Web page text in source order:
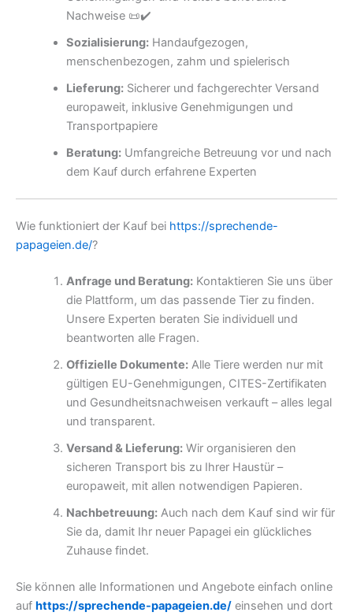
Nachweise 📜✔️
Sozialisierung:Handaufgezogen,
menschenbezogen, zahm und spielerisch
Lieferung:Sicherer und fachgerechter Versand
europaweit, inklusive Genehmigungen und
Transportpapiere
Beratung:Umfangreiche Betreuung vor und nach
dem Kauf durch erfahrene Experten
Wie funktioniert der Kauf bei https://sprechende-
papageien.de/?
Anfrage und Beratung:Kontaktieren Sie uns über
die Plattform, um das passende Tier zu finden.
Unsere Experten beraten Sie individuell und
beantworten alle Fragen.
Offizielle Dokumente:Alle Tiere werden nur mit
gültigen EU-Genehmigungen, CITES-Zertifikaten
und Gesundheitsnachweisen verkauft – alles legal
und transparent.
Versand & Lieferung:Wir organisieren den
sicheren Transport bis zu Ihrer Haustür –
europaweit, mit allen notwendigen Papieren.
Nachbetreuung:Auch nach dem Kauf sind wir für
Sie da, damit Ihr neuer Papagei ein glückliches
Zuhause findet.
Sie können alle Informationen und Angebote einfach online
auf https://sprechende-papageien.de/ einsehen und dort